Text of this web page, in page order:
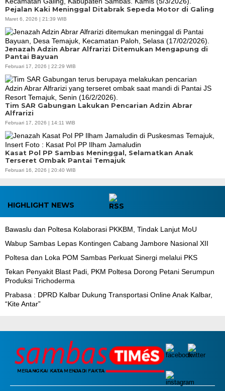
Pejalan Kaki Meninggal Ditabrak Sepeda Motor di Galing
Maret 6, 2026 | 21:39 WIB
Jenazah Adzin Abrar Alfrarizi Ditemukan Mengapung di
Pantai Bayuan
Februari 17, 2026 | 22:29 WIB
Tim SAR Gabungan Lakukan Pencarian Adzin Abrar
Alfrarizi
Februari 17, 2026 | 14:11 WIB
Kasat Pol PP Sambas Meninggal, Selamatkan Anak
Terseret Ombak Pantai Temajuk
Februari 16, 2026 | 20:40 WIB
HIGHLIGHT NEWS
Bawaslu dan Poltesa Kolaborasi PKKBM, Tindak Lanjut MoU
Wabup Sambas Lepas Kontingen Cabang Jambore Nasional XII
Poltesa dan Loka POM Sambas Perkuat Sinergi melalui PKS
Tekan Penyakit Blast Padi, PKM Poltesa Dorong Petani Serumpun
Produksi Trichoderma
Prabasa : DPRD Kalbar Dukung Transportasi Online Anak Kalbar,
“Kite Antar”